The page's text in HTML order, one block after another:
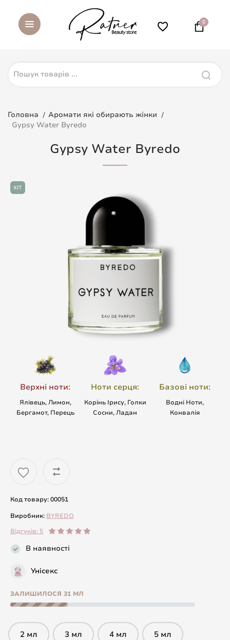
0
Головна
Аромати які обирають жінки
Gypsy Water Byredo
Gypsy Water Byredo
ХІТ
Верхні ноти:
Ялівець, Лимон,
Бергамот, Перець
Ноти серця:
Корінь Ірису, Голки
Сосни, Ладан
Базові ноти:
Водні Ноти,
Конвалія
Код товару: 00051
Виробник: BYREDO
Відгуків: 5
В наявності
Унісекс
ЗАЛИШИЛОСЯ 31 МЛ
2 мл 3 мл 4 мл 5 мл